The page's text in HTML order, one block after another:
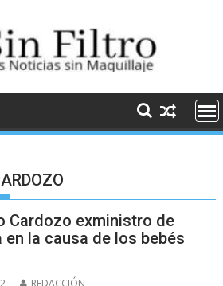
Cardozo exministro de
en la causa de los bebés
REDACCIÓN